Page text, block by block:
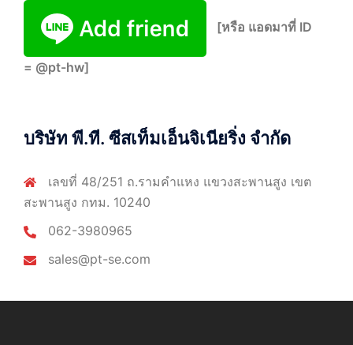
[หรือ แอดมาที่ ID
= @pt-hw]
บริษัท พี.ที. ซีสเท็มเอ็นจิเนียริ่ง จำกัด
เลขที่ 48/251 ถ.รามคำแหง แขวงสะพานสูง เขต
สะพานสูง กทม. 10240
062-3980965
sales@pt-se.com